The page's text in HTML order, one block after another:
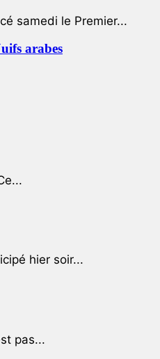
samedi le Premier...
arabes
hier soir...
pas...